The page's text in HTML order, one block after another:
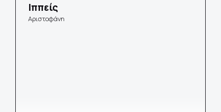
Ιππείς
Αριστοφάνη